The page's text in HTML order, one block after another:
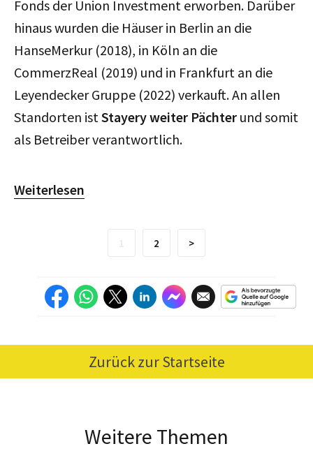
Fonds der Union Investment erworben. Darüber
hinaus wurden die Häuser in Berlin an die
HanseMerkur (2018), in Köln an die
CommerzReal (2019) und in Frankfurt an die
Leyendecker Gruppe (2022) verkauft. An allen
Standorten ist Stayery weiter Pächter und somit
als Betreiber verantwortlich.
Weiterlesen
2 >
Zurück zur Startseite
Weitere Themen